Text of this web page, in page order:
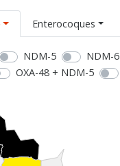
Enterocoques
NDM-5 NDM-6
OXA-48 + NDM-5